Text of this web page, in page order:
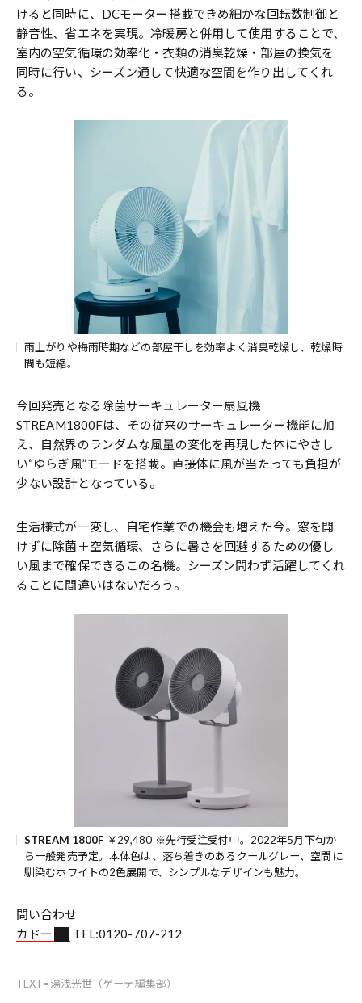
けると同時に、DCモーター搭載できめ細かな回転数制御と
静音性、省エネを実現。冷暖房と併用して使用することで、
室内の空気循環の効率化・衣類の消臭乾燥・部屋の換気を
同時に行い、シーズン通して快適な空間を作り出してくれ
る。
雨上がりや梅雨時期などの部屋干しを効率よく消臭乾燥し、乾燥時
間も短縮。
今回発売となる除菌サーキュレーター扇風機
STREAM1800Fは、その従来のサーキュレーター機能に加
え、自然界のランダムな風量の変化を再現した体にやさし
い“ゆらぎ風”モードを搭載。直接体に風が当たっても負担が
少ない設計となっている。
生活様式が一変し、自宅作業での機会も増えた今。窓を開
けずに除菌＋空気循環、さらに暑さを回避するための優し
い風まで確保できるこの名機。シーズン問わず活躍してくれ
ることに間違いはないだろう。
STREAM 1800F ￥29,480 ※先行受注受付中。2022年5月下旬か
ら一般発売予定。本体色は、落ち着きのあるクールグレー、空間に
馴染むホワイトの2色展開で、シンプルなデザインも魅力。
問い合わせ
カドー
TEL:0120-707-212
TEXT=湯浅光世（ゲーテ編集部）